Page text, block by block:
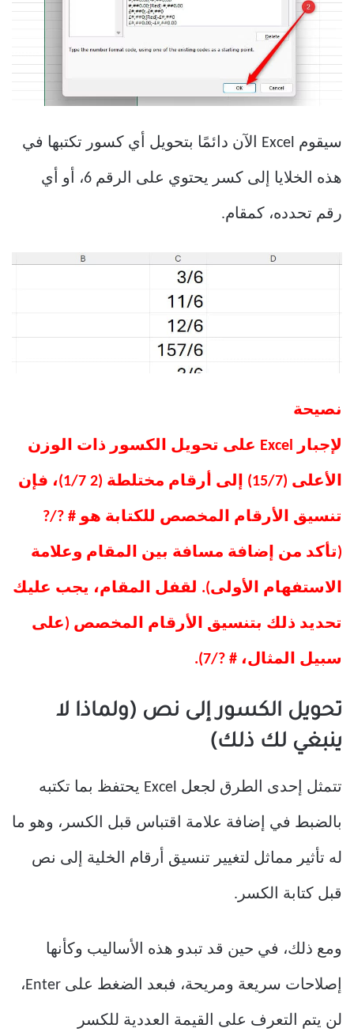
سيقوم Excel الآن دائمًا بتحويل أي كسور تكتبها في
هذه الخلايا إلى كسر يحتوي على الرقم 6، أو أي
رقم تحدده، كمقام.
نصيحة
لإجبار Excel على تحويل الكسور ذات الوزن
الأعلى (15/7) إلى أرقام مختلطة (2 1/7)، فإن
تنسيق الأرقام المخصص للكتابة هو # ?/?
(تأكد من إضافة مسافة بين المقام وعلامة
الاستفهام الأولى). لقفل المقام، يجب عليك
تحديد ذلك بتنسيق الأرقام المخصص (على
سبيل المثال، # ?/7).
تحويل الكسور إلى نص (ولماذا لا
ينبغي لك ذلك)
تتمثل إحدى الطرق لجعل Excel يحتفظ بما تكتبه
بالضبط في إضافة علامة اقتباس قبل الكسر، وهو ما
له تأثير مماثل لتغيير تنسيق أرقام الخلية إلى نص
قبل كتابة الكسر.
ومع ذلك، في حين قد تبدو هذه الأساليب وكأنها
إصلاحات سريعة ومريحة، فبعد الضغط على Enter،
لن يتم التعرف على القيمة العددية للكسر